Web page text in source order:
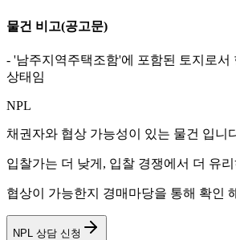
물건 비고(공고문)
- '남주지역주택조함'에 포함된 토지로서
상태임
NPL
채권자와 협상 가능성이 있는 물건 입니
입찰가는 더 낮게, 입찰 경쟁에서 더 유리
협상이 가능한지 경매마당을 통해 확인
NPL 상담 신청